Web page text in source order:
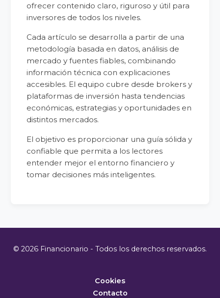
ofrecer contenido claro, riguroso y útil para
inversores de todos los niveles.
Cada artículo se desarrolla a partir de una
metodología basada en datos, análisis de
mercado y fuentes fiables, combinando
información técnica con explicaciones
accesibles. El equipo cubre desde brokers y
plataformas de inversión hasta tendencias
económicas, estrategias y oportunidades en
distintos mercados.
El objetivo es proporcionar una guía sólida y
confiable que permita a los lectores
entender mejor el entorno financiero y
tomar decisiones más inteligentes.
© 2026 Financionario - Todos los derechos reservados.
Cookies
Contacto